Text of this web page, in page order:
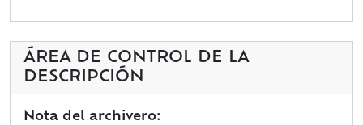
ÁREA DE CONTROL DE LA
DESCRIPCIÓN
Nota del archivero: